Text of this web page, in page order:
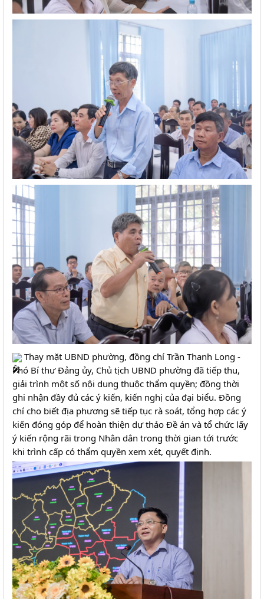
Thay mặt UBND phường, đồng chí Trần Thanh Long -
Phó Bí thư Đảng ủy, Chủ tịch UBND phường đã tiếp thu,
giải trình một số nội dung thuộc thẩm quyền; đồng thời
ghi nhận đầy đủ các ý kiến, kiến nghị của đại biểu. Đồng
chí cho biết địa phương sẽ tiếp tục rà soát, tổng hợp các ý
kiến đóng góp để hoàn thiện dự thảo Đề án và tổ chức lấy
ý kiến rộng rãi trong Nhân dân trong thời gian tới trước
khi trình cấp có thẩm quyền xem xét, quyết định.